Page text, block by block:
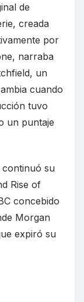
de
creada
por
narraba
un
cuando
tuvo
un puntaje
su
Rise of
concebido
Morgan
expiró su